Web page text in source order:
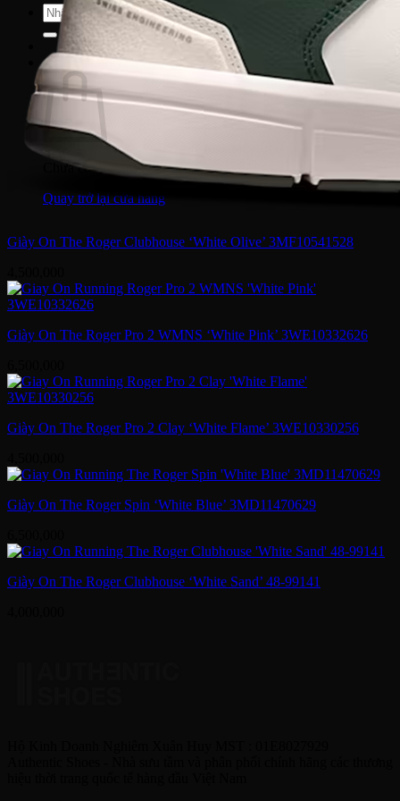
Tìm
kiếm:
Giỏ hàng
Chưa có sản phẩm trong giỏ hàng.
Quay trở lại cửa hàng
Giày On The Roger Clubhouse ‘White Olive’ 3MF10541528
Giày On The Roger Pro 2 WMNS ‘White Pink’ 3WE10332626
Giày On The Roger Pro 2 Clay ‘White Flame’ 3WE10330256
Giày On The Roger Spin ‘White Blue’ 3MD11470629
Giày On The Roger Clubhouse ‘White Sand’ 48-99141